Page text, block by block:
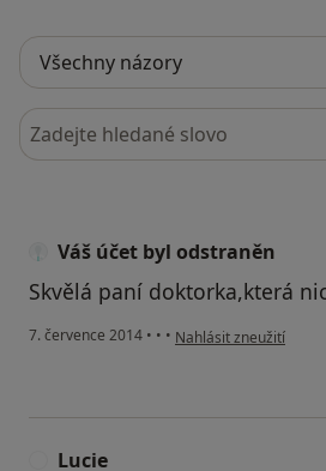
Hledejte v názorech
Váš účet byl odstraněn
Skvělá paní doktorka,která
7. července 2014 • • • podle názoru uživatele
Nahlásit zneužití
Lucie